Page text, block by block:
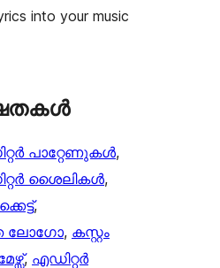
into your music
പാറ്റേണുകൾ
ശൈലികൾ
ലോഗോ, കസ്റ്റം
, എഡിറ്റർ